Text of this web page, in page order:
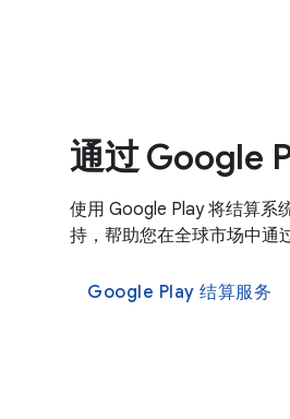
通过 Google
使用 Google Play 将结算系
持，帮助您在全球市场中通
Google Play 结算服务